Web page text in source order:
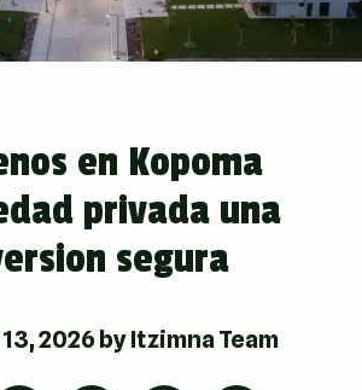
en Kopoma
privada una
segura
2026 byItzimna Team